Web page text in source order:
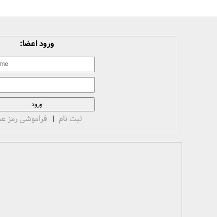
ورود اعضا:
ثبت نام | فراموشی رمز